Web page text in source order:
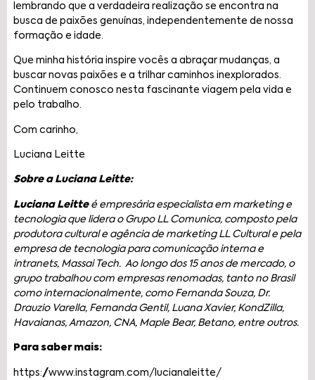
lembrando que a verdadeira realização se encontra na
busca de paixões genuínas, independentemente de nossa
formação e idade.
Que minha história inspire vocês a abraçar mudanças, a
buscar novas paixões e a trilhar caminhos inexplorados.
Continuem conosco nesta fascinante viagem pela vida e
pelo trabalho.
Com carinho,
Luciana Leitte
Sobre a Luciana Leitte:
Luciana Leitteé empresária especialista em marketing e
tecnologia que lidera o Grupo LL Comunica, composto pela
produtora cultural e agência de marketing LL Cultural e pela
empresa de tecnologia para comunicação interna e
intranets, Massai Tech. Ao longo dos 15 anos de mercado, o
grupo trabalhou com empresas renomadas, tanto no Brasil
como internacionalmente, como Fernanda Souza, Dr.
Drauzio Varella, Fernanda Gentil, Luana Xavier, KondZilla,
Havaianas, Amazon, CNA, Maple Bear, Betano, entre outros.
Para saber mais:
https://www.instagram.com/lucianaleitte/